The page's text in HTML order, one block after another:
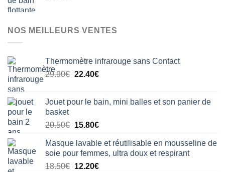
NOS MEILLEURS VENTES
Thermomètre infrarouge sans Contact
29.90€ Le
était :
22.40€Le
est :
Jouet pour le bain, mini balles et son panier de
basket
20.50€ Le
initial
était :
20.50€.
15.80€Le
actuel
est :
15.80€.
Masque lavable et réutilisable en mousseline de
soie pour femmes, ultra doux et respirant
18.50€ Le
12.20€Le